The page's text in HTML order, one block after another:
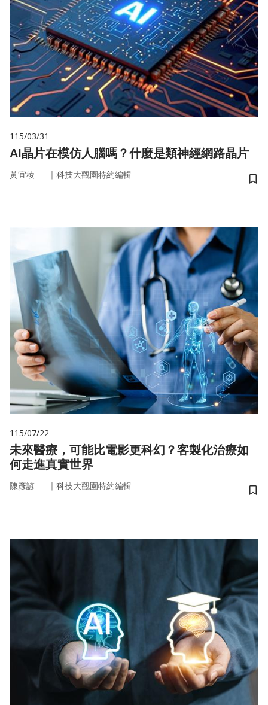
115/03/31
AI晶片在模仿人腦嗎？什麼是類神經網路晶片
黃宜稜 ｜ 科技大觀園特約編輯
儲
115/07/22
未來醫療，可能比電影更科幻？客製化治療如
何走進真實世界
陳彥諺 ｜ 科技大觀園特約編輯
儲